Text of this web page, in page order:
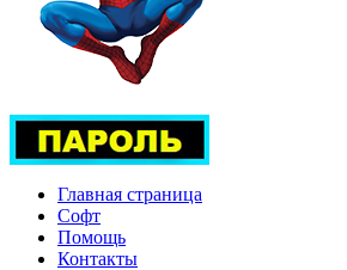
Главная страница
Софт
Помощь
Контакты